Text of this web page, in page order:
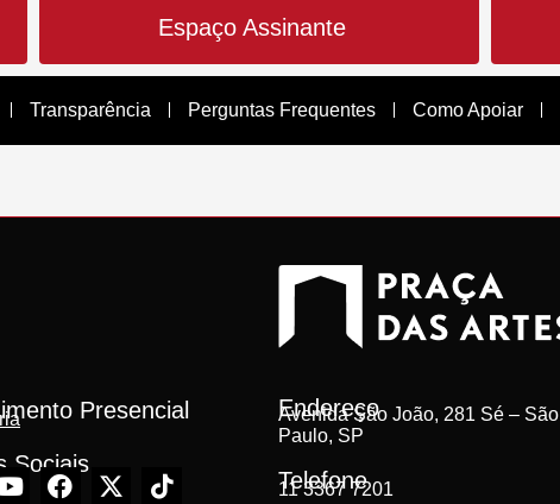
Espaço Assinante
Transparência Perguntas Frequentes Como Apoiar
Presencial
Sociais
Endereço
Avenida São João, 281 Sé – São
Paulo, SP
Telefone
11 3367 7201